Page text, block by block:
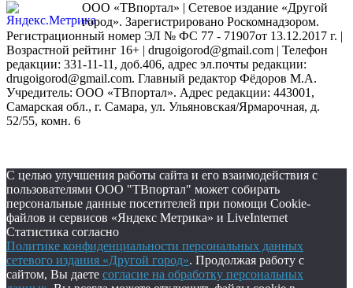
ООО «ТВпортал» | Сетевое издание «Другой
город». Зарегистрировано Роскомнадзором.
Регистрационный номер ЭЛ № ФС 77 - 71907от 13.12.2017 г. |
Возрастной рейтинг 16+ | drugoigorod@gmail.com | Телефон
редакции: 331-11-11, доб.406, адрес эл.почты редакции:
drugoigorod@gmail.com. Главный редактор Фёдоров М.А.
Учредитель: ООО «ТВпортал». Адрес редакции: 443001,
Самарская обл., г. Самара, ул. Ульяновская/Ярмарочная, д.
52/55, комн. 6
С целью улучшения работы сайта и его взаимодействия с
пользователями ООО "ТВпортал" может собирать
персональные данные посетителей при помощи Cookie-
файлов и сервисов «Яндекс Метрика» и LiveInternet
Статистика согласно
Политике конфиденциальности персональных данных
сетевого издания «Другой город». Продолжая работу с
сайтом, Вы даете согласие на обработку персональных